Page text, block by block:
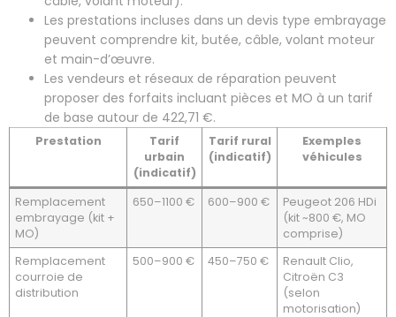
Les prestations incluses dans un devis type embrayage
peuvent comprendre kit, butée, câble, volant moteur
et main-d’œuvre.
Les vendeurs et réseaux de réparation peuvent
proposer des forfaits incluant pièces et MO à un tarif
de base autour de 422,71 €.
Prestation
Tarif
urbain
(indicatif)
Tarif rural
(indicatif)
Exemples
véhicules
Remplacement
embrayage (kit +
MO)
650–1100 € 600–900 €
Peugeot 206 HDi
(kit ~800 €, MO
comprise)
Remplacement
courroie de
distribution
500–900 € 450–750 €
Renault Clio,
Citroën C3
(selon
motorisation)